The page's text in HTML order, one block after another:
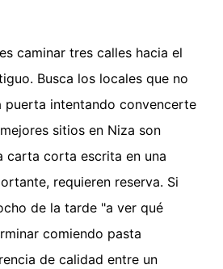
caminar tres calles hacia el
Busca los locales que no
puerta intentando convencerte
sitios en Niza son
carta corta escrita en una
requieren reserva. Si
de la tarde "a ver qué
comiendo pasta
de calidad entre un